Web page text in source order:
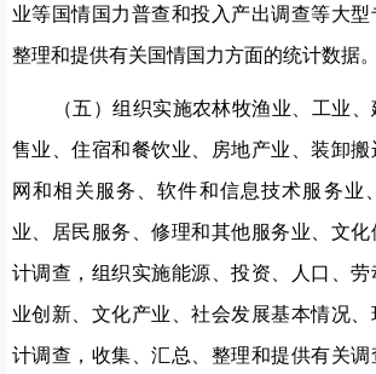
业等国情国力普查和投入产出调查等大型
整理和提供有关国情国力方面的统计数据。
（五）组织实施农林牧渔业、工业
售业、住宿和餐饮业、房地产业、装卸
网和相关服务、软件和信息技术服务业
业、居民服务、修理和其他服务业、文
计调查，组织实施能源、投资、人口、
业创新、文化产业、社会发展基本情况
计调查，收集、汇总、整理和提供有关